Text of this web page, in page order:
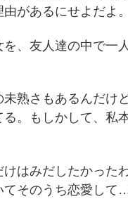
があるにせよだよ。
、友人達の中で一
熟さもあるんだけ
。もしかして、私
はみだしたかった
そのうち恋愛して